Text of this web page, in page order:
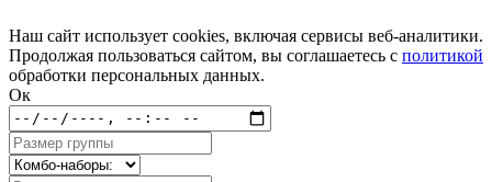
Наш сайт использует cookies, включая сервисы веб-аналитики.
Продолжая пользоваться сайтом, вы соглашаетесь с политикой
обработки персональных данных.
Ок